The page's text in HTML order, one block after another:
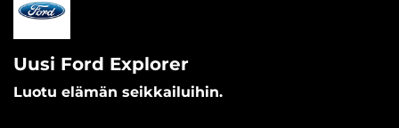
Uusi Ford Explorer
Luotu elämän seikkailuihin.